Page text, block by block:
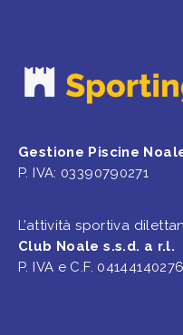
Gestione Piscine
P. IVA: 03390790271
L’attività sportiva
Club Noale s.s.d. a r.l.
P. IVA e C.F. 04144140276